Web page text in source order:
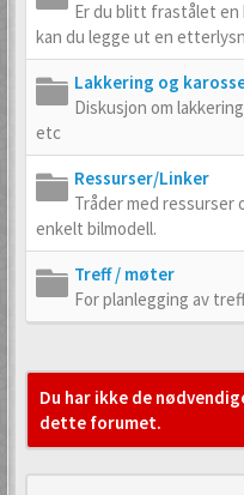
Er du blitt frastålet
kan du legge ut en
Lakkering og
Diskusjon om
etc
Ressurser/Linker
Tråder med ressurser
enkelt bilmodell.
Treff / møter
For planlegging av
Du har ikke de
dette forumet.